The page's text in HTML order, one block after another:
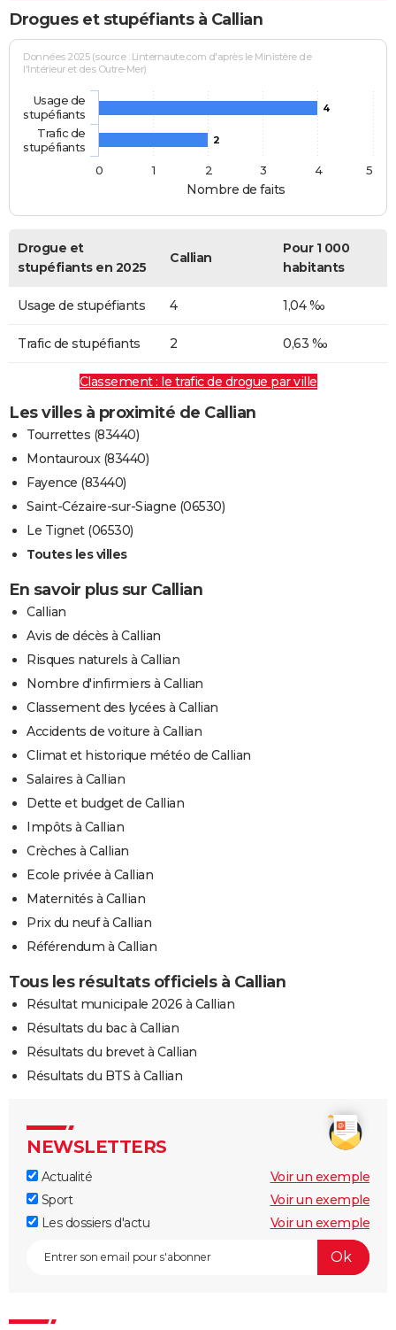
Drogues et stupéfiants à Callian
Nombre de faits
Données 2025 (source : Linternaute.com d'après le Ministère de
l'Intérieur et des Outre-Mer)
4
2
Usage de
stupéfiants
Trafic de
stupéfiants
0
1 2 3 4 5
Drogue et
stupéfiants en 2025
Callian
Pour 1 000
habitants
Usage de stupéfiants 4 1,04 ‰
Trafic de stupéfiants 2 0,63 ‰
Classement : le trafic de drogue par ville
Les villes à proximité de Callian
Tourrettes (83440)
Montauroux (83440)
Fayence (83440)
Saint-Cézaire-sur-Siagne (06530)
Le Tignet (06530)
Toutes les villes
En savoir plus sur Callian
Callian
Avis de décès à Callian
Risques naturels à Callian
Nombre d'infirmiers à Callian
Classement des lycées à Callian
Accidents de voiture à Callian
Climat et historique météo de Callian
Salaires à Callian
Dette et budget de Callian
Impôts à Callian
Crèches à Callian
Ecole privée à Callian
Maternités à Callian
Prix du neuf à Callian
Référendum à Callian
Tous les résultats officiels à Callian
Résultat municipale 2026 à Callian
Résultats du bac à Callian
Résultats du brevet à Callian
Résultats du BTS à Callian
NEWSLETTERS
Actualité
Voir un exemple
Sport
Voir un exemple
Les dossiers d'actu
Voir un exemple